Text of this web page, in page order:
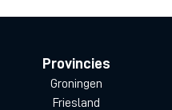
Provincies
Groningen
Friesland